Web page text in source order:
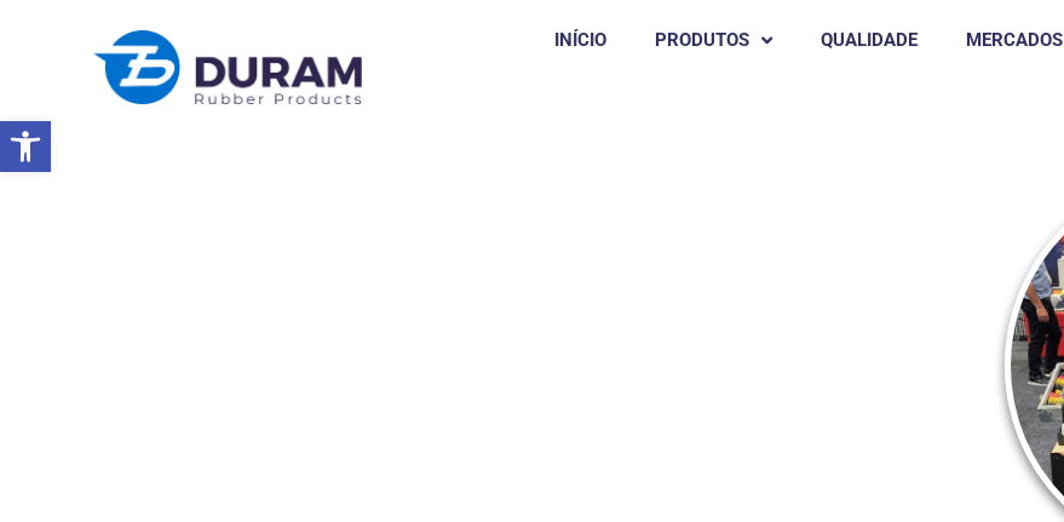
Abrir a barra de ferramentas
INÍCIO PRODUTOS QUALIDADE MERCADOS